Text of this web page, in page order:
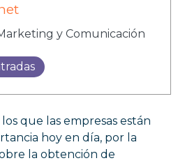
y Comunicación
que las empresas están
hoy en día, por la
la obtención de